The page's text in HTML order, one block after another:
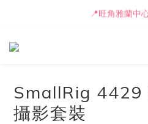
📒🖋️報價單 / 採
📍旺角雅蘭中
🚛最快可即日安
SmallRig 4429
攝影套裝